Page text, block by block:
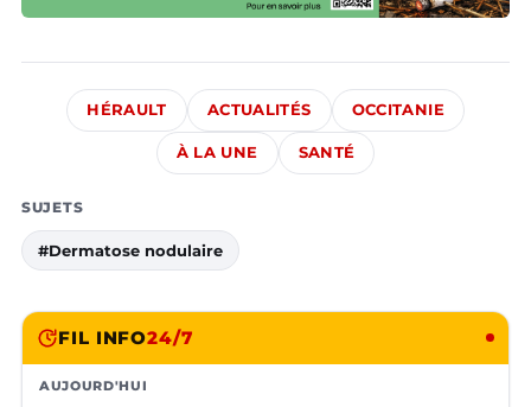
HÉRAULT ACTUALITÉS OCCITANIE
À LA UNE SANTÉ
SUJETS
#Dermatose nodulaire
FIL INFO24/7
AUJOURD'HUI